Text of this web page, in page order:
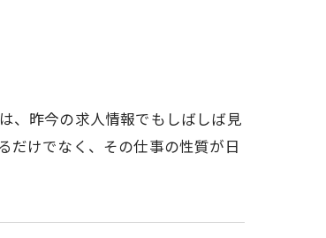
、昨今の求人情報でもしばしば見
だけでなく、その仕事の性質が日